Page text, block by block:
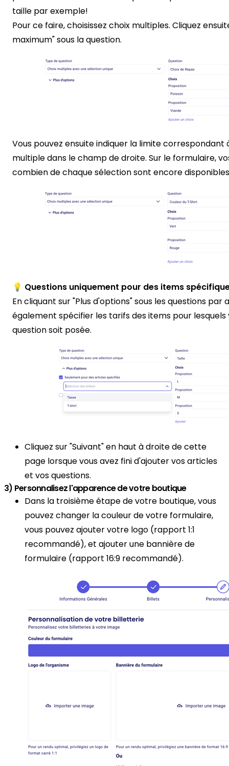
taille par exemple!
Pour ce faire, choisissez choix multiples. Cliquez
maximum" sous la question.
Vous pouvez ensuite indiquer la limite correspondant
multiple dans le champ de droite. Sur le formulaire,
combien de chaque sélection sont encore
💡 Questions uniquement pour des items
En cliquant sur "Plus d'options" sous les questions par
également spécifier les tarifs des items pour
question soit posée.
Cliquez sur "Suivant" en haut à droite de cette
page lorsque vous avez fini d'ajouter vos articles
et vos questions.
3) Personnalisez l'apparence de votre boutique
Dans la troisième étape de votre boutique, vous
pouvez changer la couleur de votre formulaire,
vous pouvez ajouter votre logo (rapport 1:1
recommandé), et ajouter une bannière de
formulaire (rapport 16:9 recommandé).